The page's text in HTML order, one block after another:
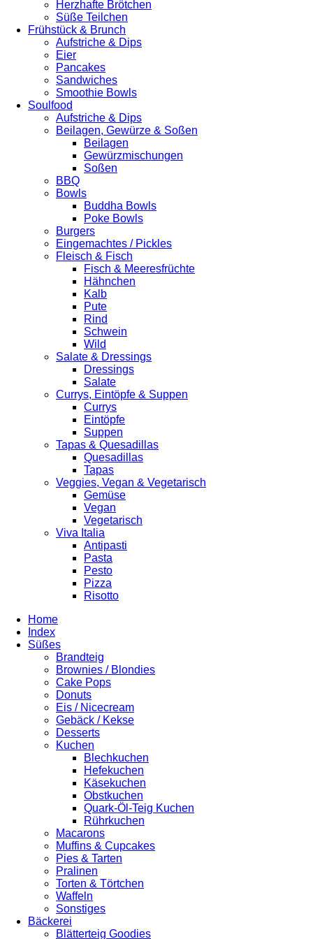
Herzhafte Brötchen
Süße Teilchen
Frühstück & Brunch
Aufstriche & Dips
Eier
Pancakes
Sandwiches
Smoothie Bowls
Soulfood
Aufstriche & Dips
Beilagen, Gewürze & Soßen
Beilagen
Gewürzmischungen
Soßen
BBQ
Bowls
Buddha Bowls
Poke Bowls
Burgers
Eingemachtes / Pickles
Fleisch & Fisch
Fisch & Meeresfrüchte
Hähnchen
Kalb
Pute
Rind
Schwein
Wild
Salate & Dressings
Dressings
Salate
Currys, Eintöpfe & Suppen
Currys
Eintöpfe
Suppen
Tapas & Quesadillas
Quesadillas
Tapas
Veggies, Vegan & Vegetarisch
Gemüse
Vegan
Vegetarisch
Viva Italia
Antipasti
Pasta
Pesto
Pizza
Risotto
Home
Index
Süßes
Brandteig
Brownies / Blondies
Cake Pops
Donuts
Eis / Nicecream
Gebäck / Kekse
Desserts
Kuchen
Blechkuchen
Hefekuchen
Käsekuchen
Obstkuchen
Quark-Öl-Teig Kuchen
Rührkuchen
Macarons
Muffins & Cupcakes
Pies & Tarten
Pralinen
Torten & Törtchen
Waffeln
Sonstiges
Bäckerei
Blätterteig Goodies